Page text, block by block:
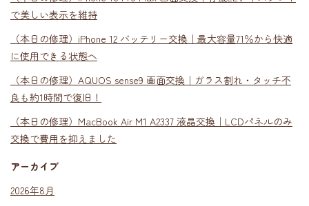
で美しい表示を維持
（本日の修理）iPhone 12 バッテリー交換｜最大容量71％から快適
に使用できる状態へ
（本日の修理）AQUOS sense9 画面交換｜ガラス割れ・タッチ不
良も約1時間で復旧！
（本日の修理）MacBook Air M1 A2337 液晶交換｜LCDパネルのみ
交換で費用を抑えました
アーカイブ
2026年8月